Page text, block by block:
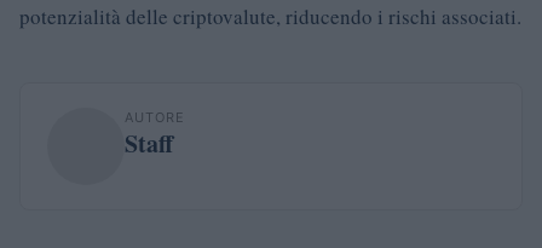
potenzialità delle criptovalute, riducendo i rischi associati.
AUTORE
Staff